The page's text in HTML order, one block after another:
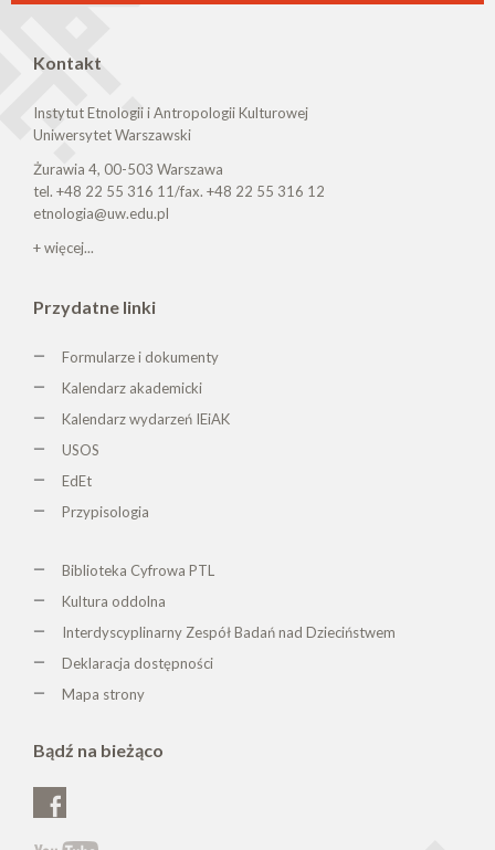
Kontakt
Instytut Etnologii i Antropologii Kulturowej
Uniwersytet Warszawski
Żurawia 4, 00-503 Warszawa
tel. +48 22 55 316 11/fax. +48 22 55 316 12
etnologia@uw.edu.pl
+ więcej...
Przydatne linki
Formularze i dokumenty
Kalendarz akademicki
Kalendarz wydarzeń IEiAK
USOS
EdEt
Przypisologia
Biblioteka Cyfrowa PTL
Kultura oddolna
Interdyscyplinarny Zespół Badań nad Dzieciństwem
Deklaracja dostępności
Mapa strony
Bądź na bieżąco